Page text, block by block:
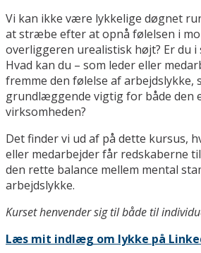
Vi kan ikke være lykkelige døgnet
at stræbe efter at opnå følelsen i
overliggeren urealistisk højt? Er du i
Hvad kan du – som leder eller
fremme den følelse af arbejdslykke,
grundlæggende vigtig for både den
virksomheden?
Det finder vi ud af på dette kursus,
eller medarbejder får redskaberne
den rette balance mellem mental
arbejdslykke.
Kurset henvender sig til både til
Læs mit indlæg om lykke på